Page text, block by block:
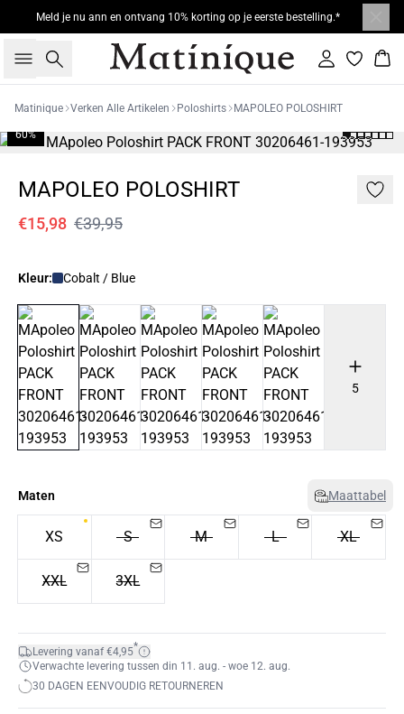
Meld je nu ann en ontvang 10% korting op je eerste bestelling.*
Zoeken Inloggen
Matinique Verken Alle Artikelen Poloshirts MAPOLEO POLOSHIRT
60%
MAPOLEO POLOSHIRT
€15,98 €39,95
Kleur: Cobalt / Blue
5
Maten Maattabel
XS S M L XL
XXL 3XL
Levering vanaf €4,95*
Verwachte levering tussen din 11. aug. - woe 12. aug.
30 DAGEN EENVOUDIG RETOURNEREN